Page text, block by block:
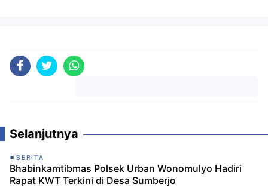
Selanjutnya
BERITA
Bhabinkamtibmas Polsek Urban Wonomulyo Hadiri
Rapat KWT Terkini di Desa Sumberjo